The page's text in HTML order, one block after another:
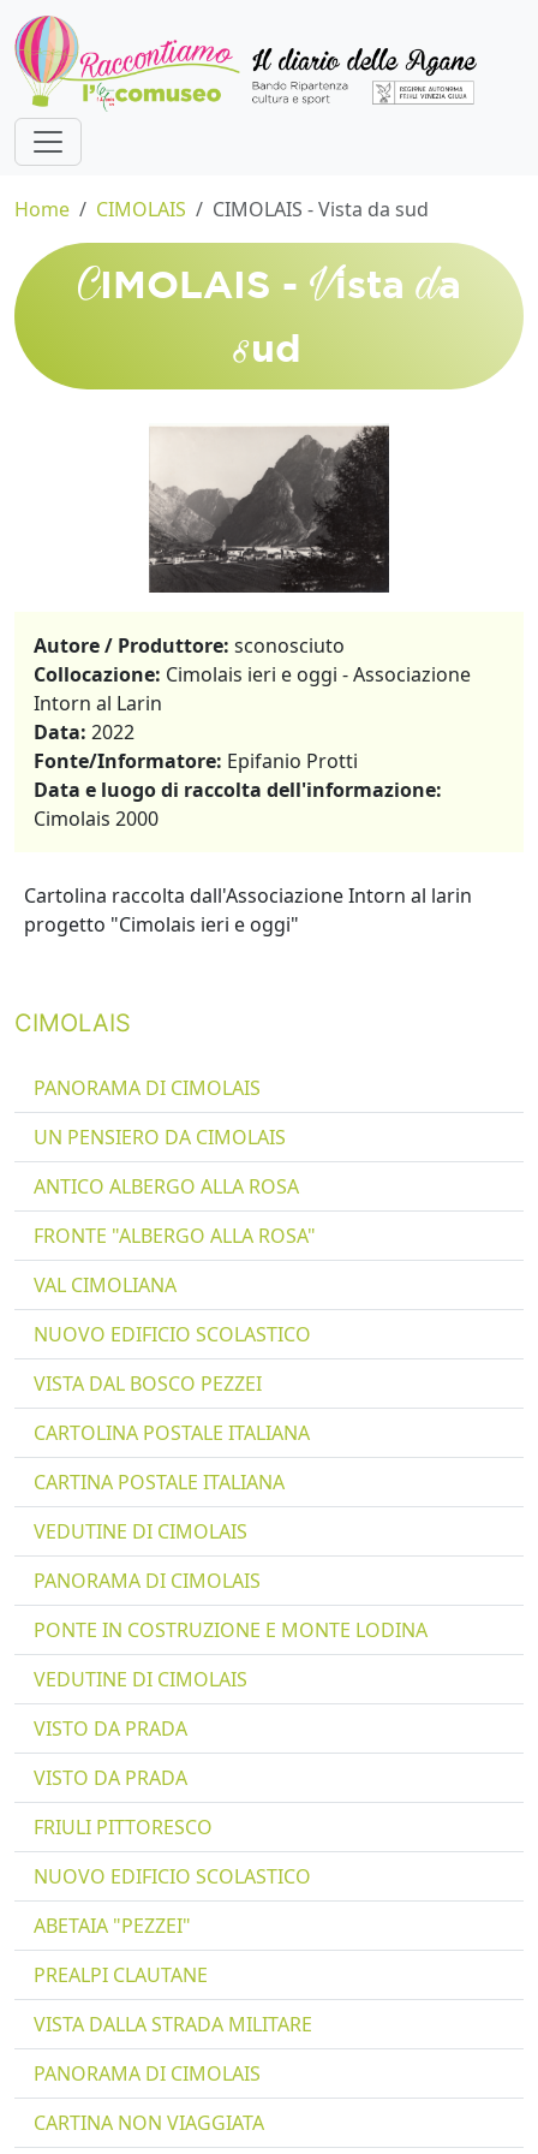
Home CIMOLAIS CIMOLAIS - Vista da sud
CIMOLAIS - Vistada
sud
Autore / Produttore: sconosciuto
Collocazione: Cimolais ieri e oggi - Associazione
Intorn al Larin
Data: 2022
Fonte/Informatore: Epifanio Protti
Data e luogo di raccolta dell'informazione:
Cimolais 2000
Cartolina raccolta dall'Associazione Intorn al larin
progetto "Cimolais ieri e oggi"
CIMOLAIS
PANORAMA DI CIMOLAIS
UN PENSIERO DA CIMOLAIS
ANTICO ALBERGO ALLA ROSA
FRONTE "ALBERGO ALLA ROSA"
VAL CIMOLIANA
NUOVO EDIFICIO SCOLASTICO
VISTA DAL BOSCO PEZZEI
CARTOLINA POSTALE ITALIANA
CARTINA POSTALE ITALIANA
VEDUTINE DI CIMOLAIS
PANORAMA DI CIMOLAIS
PONTE IN COSTRUZIONE E MONTE LODINA
VEDUTINE DI CIMOLAIS
VISTO DA PRADA
VISTO DA PRADA
FRIULI PITTORESCO
NUOVO EDIFICIO SCOLASTICO
ABETAIA "PEZZEI"
PREALPI CLAUTANE
VISTA DALLA STRADA MILITARE
PANORAMA DI CIMOLAIS
CARTINA NON VIAGGIATA